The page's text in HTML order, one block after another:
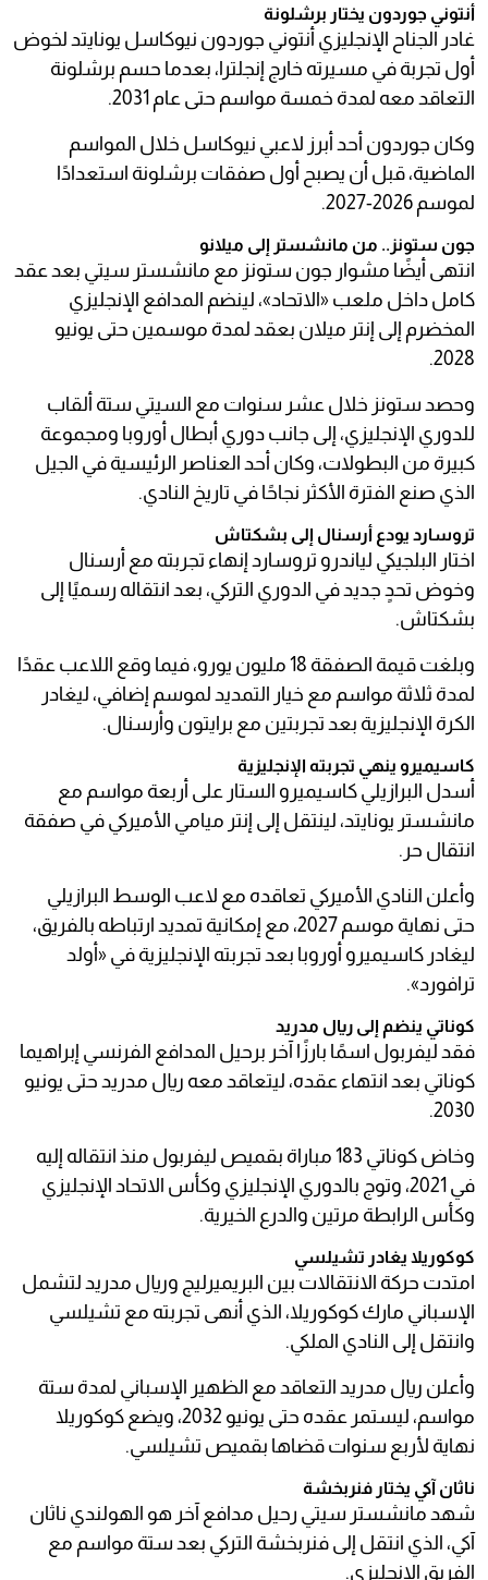
أنتوني جوردون يختار برشلونة
غادر الجناح الإنجليزي أنتوني جوردون نيوكاسل يونايتد لخوض
أول تجربة في مسيرته خارج إنجلترا، بعدما حسم برشلونة
التعاقد معه لمدة خمسة مواسم حتى عام 2031.
وكان جوردون أحد أبرز لاعبي نيوكاسل خلال المواسم
الماضية، قبل أن يصبح أول صفقات برشلونة استعدادًا
لموسم 2026-2027.
جون ستونز.. من مانشستر إلى ميلانو
انتهى أيضًا مشوار جون ستونز مع مانشستر سيتي بعد عقد
كامل داخل ملعب «الاتحاد»، لينضم المدافع الإنجليزي
المخضرم إلى إنتر ميلان بعقد لمدة موسمين حتى يونيو
2028.
وحصد ستونز خلال عشر سنوات مع السيتي ستة ألقاب
للدوري الإنجليزي، إلى جانب دوري أبطال أوروبا ومجموعة
كبيرة من البطولات، وكان أحد العناصر الرئيسية في الجيل
الذي صنع الفترة الأكثر نجاحًا في تاريخ النادي.
تروسارد يودع أرسنال إلى بشكتاش
اختار البلجيكي لياندرو تروسارد إنهاء تجربته مع أرسنال
وخوض تحدٍ جديد في الدوري التركي، بعد انتقاله رسميًا إلى
بشكتاش.
وبلغت قيمة الصفقة 18 مليون يورو، فيما وقع اللاعب عقدًا
لمدة ثلاثة مواسم مع خيار التمديد لموسم إضافي، ليغادر
الكرة الإنجليزية بعد تجربتين مع برايتون وأرسنال.
كاسيميرو ينهي تجربته الإنجليزية
أسدل البرازيلي كاسيميرو الستار على أربعة مواسم مع
مانشستر يونايتد، لينتقل إلى إنتر ميامي الأميركي في صفقة
انتقال حر.
وأعلن النادي الأميركي تعاقده مع لاعب الوسط البرازيلي
حتى نهاية موسم 2027، مع إمكانية تمديد ارتباطه بالفريق،
ليغادر كاسيميرو أوروبا بعد تجربته الإنجليزية في «أولد
ترافورد».
كوناتي ينضم إلى ريال مدريد
فقد ليفربول اسمًا بارزًا آخر برحيل المدافع الفرنسي إبراهيما
كوناتي بعد انتهاء عقده، ليتعاقد معه ريال مدريد حتى يونيو
2030.
وخاض كوناتي 183 مباراة بقميص ليفربول منذ انتقاله إليه
في 2021، وتوج بالدوري الإنجليزي وكأس الاتحاد الإنجليزي
وكأس الرابطة مرتين والدرع الخيرية.
كوكوريلا يغادر تشيلسي
امتدت حركة الانتقالات بين البريميرليج وريال مدريد لتشمل
الإسباني مارك كوكوريلا، الذي أنهى تجربته مع تشيلسي
وانتقل إلى النادي الملكي.
وأعلن ريال مدريد التعاقد مع الظهير الإسباني لمدة ستة
مواسم، ليستمر عقده حتى يونيو 2032، ويضع كوكوريلا
نهاية لأربع سنوات قضاها بقميص تشيلسي.
ناثان آكي يختار فنربخشة
شهد مانشستر سيتي رحيل مدافع آخر هو الهولندي ناثان
آكي، الذي انتقل إلى فنربخشة التركي بعد ستة مواسم مع
الفريق الإنجليزي.